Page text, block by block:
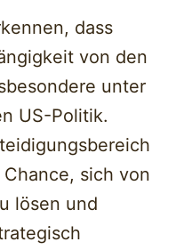
dass
von den
unter
US-Politik.
sich von
lösen und